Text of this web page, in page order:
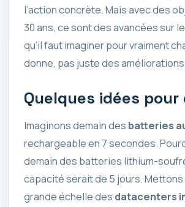
l’action concrète. Mais avec des
30 ans, ce sont des avancées sur
qu’il faut imaginer pour vraiment
donne, pas juste des
Quelques idées pour
Imaginons demain des batteries
rechargeable en 7 secondes.
demain des batteries lithium-
capacité serait de 5 jours. Mettons
grande échelle des datacenters